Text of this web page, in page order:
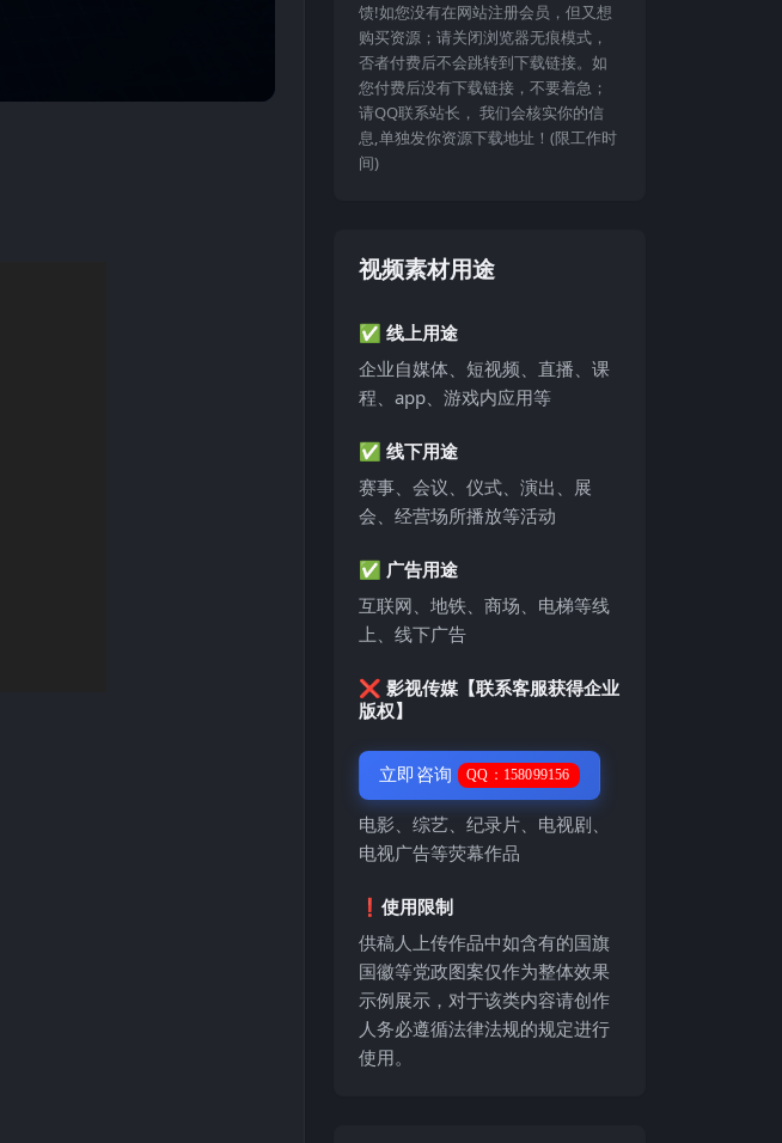
馈!如您没有在网站注册会员，但又想
购买资源；请关闭浏览器无痕模式，
否者付费后不会跳转到下载链接。如
您付费后没有下载链接，不要着急；
请QQ联系站长， 我们会核实你的信
息,单独发你资源下载地址！(限工作时
间)
视频素材用途
✅ 线上用途
企业自媒体、短视频、直播、课
程、app、游戏内应用等
✅ 线下用途
赛事、会议、仪式、演出、展
会、经营场所播放等活动
✅ 广告用途
互联网、地铁、商场、电梯等线
上、线下广告
❌ 影视传媒【联系客服获得企业
版权】
立即咨询 QQ：158099156
电影、综艺、纪录片、电视剧、
电视广告等荧幕作品
❗️使用限制
供稿人上传作品中如含有的国旗
国徽等党政图案仅作为整体效果
示例展示，对于该类内容请创作
人务必遵循法律法规的规定进行
使用。